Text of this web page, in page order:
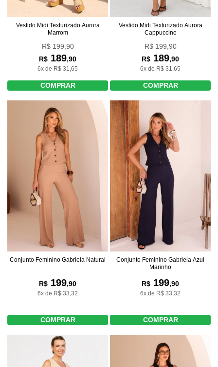
Vestido Midi Texturizado Aurora
Marrom
R$ 199,90
R$ 189,90
6x de R$ 31,65
COMPRAR
Vestido Midi Texturizado Aurora
Cappuccino
R$ 199,90
R$ 189,90
6x de R$ 31,65
COMPRAR
Conjunto Feminino Gabriela Natural
R$ 199,90
6x de R$ 33,32
COMPRAR
Conjunto Feminino Gabriela Azul
Marinho
R$ 199,90
6x de R$ 33,32
COMPRAR